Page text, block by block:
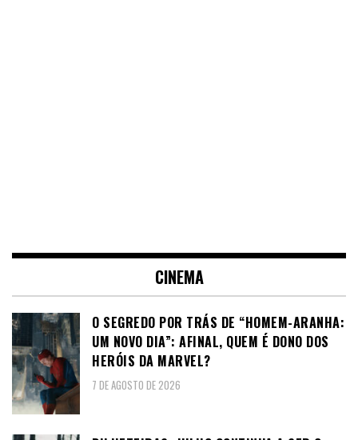
CINEMA
O SEGREDO POR TRÁS DE “HOMEM-ARANHA:
UM NOVO DIA”: AFINAL, QUEM É DONO DOS
HERÓIS DA MARVEL?
7 DE AGOSTO DE 2026